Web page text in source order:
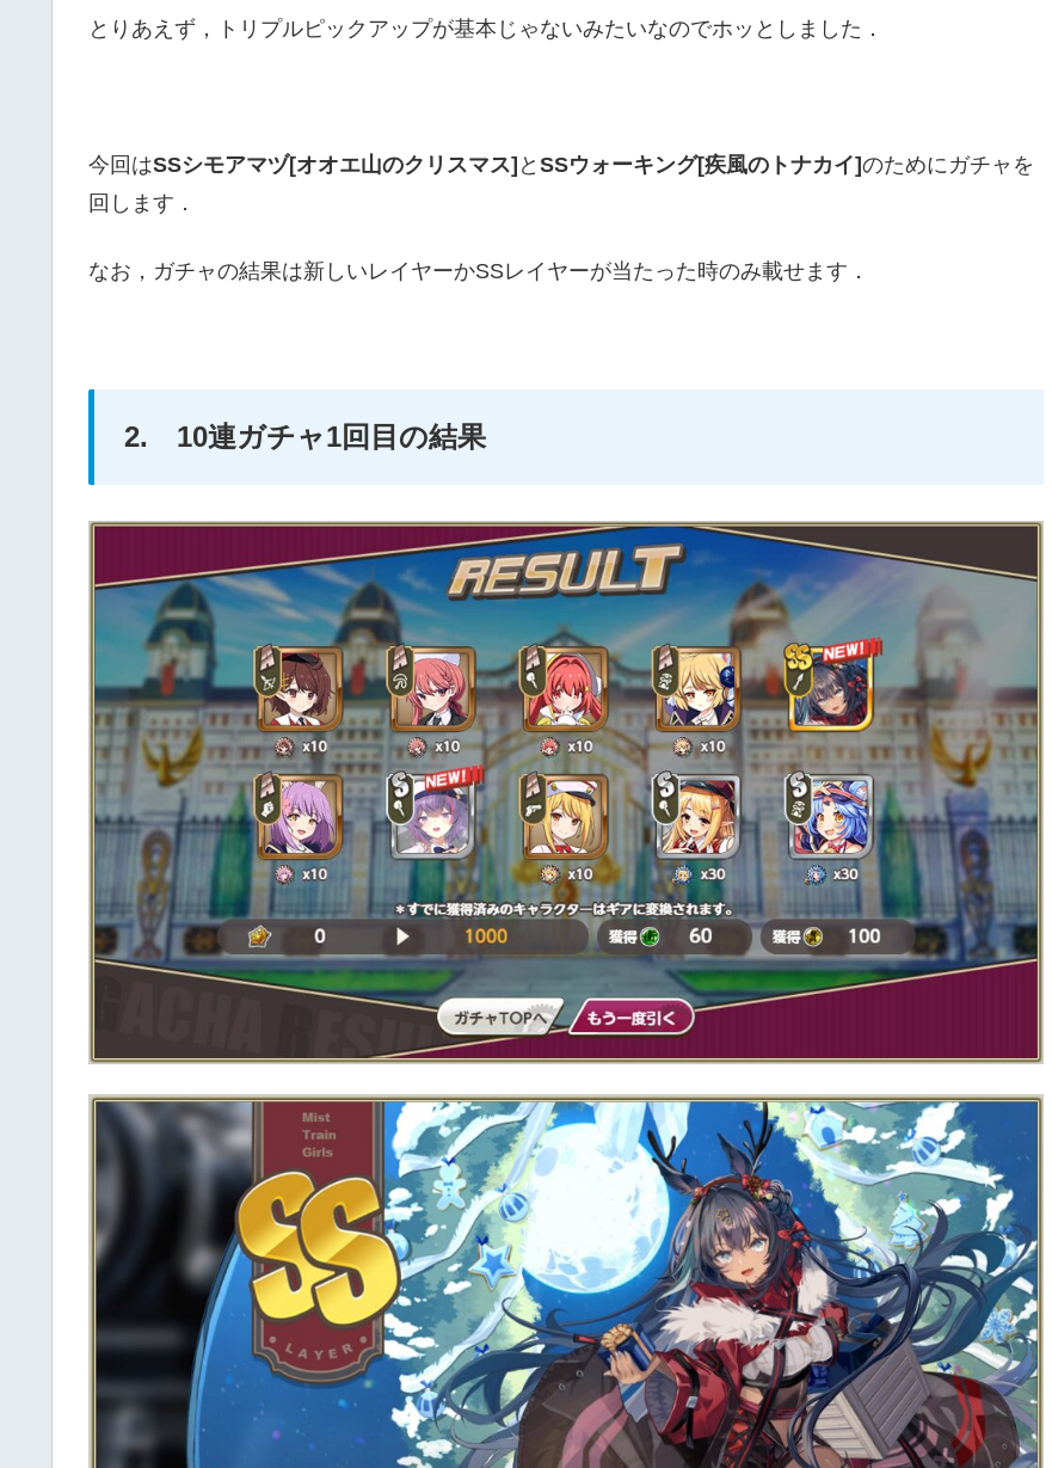
とりあえず，トリプルピックアップが基本じゃないみたいなのでホッとしました．
今回はSSシモアマヅ[オオエ山のクリスマス] と SSウォーキング[疾風のトナカイ]のためにガチャを
回します．
なお，ガチャの結果は新しいレイヤーかSSレイヤーが当たった時のみ載せます．
2. 10連ガチャ1回目の結果